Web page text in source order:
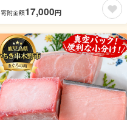
ト(計200g) 100g柵でお届け！
肉厚のお刺身や海鮮丼に！まぐ
ろ 鮪 魚介 刺し身 刺身 さしみ
海鮮丼 本まぐろ 本マグロ 南ま
ぐろ 南マグロ 小分け 便利 冷凍
新鮮【海鮮まぐろ家】【00-
041-11】
寄附金額17,000円